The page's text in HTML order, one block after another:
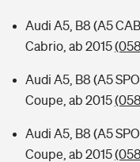
Audi A5, B8 (A5
Cabrio, ab 2015
Audi A5, B8 (A5
Coupe, ab 2015
Audi A5, B8 (A5
Coupe, ab 2015